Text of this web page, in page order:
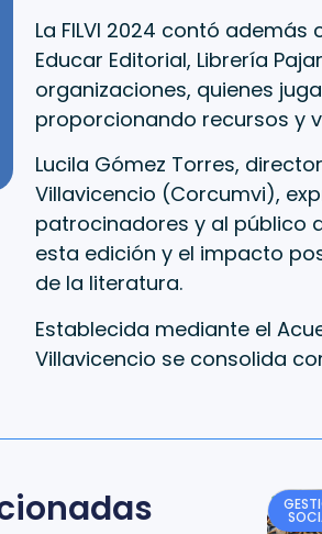
La FILVI 2024 contó
Educar Editorial, Librería
organizaciones, quienes
proporcionando recursos y
Lucila Gómez Torres,
Villavicencio (Corcumvi),
patrocinadores y al público
esta edición y el impacto
de la literatura.
Establecida mediante el
Villavicencio se consolida